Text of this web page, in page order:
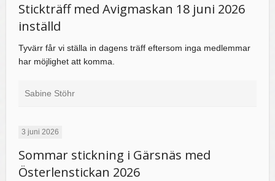
Stickträff med Avigmaskan 18 juni 2026
inställd
Tyvärr får vi ställa in dagens träff eftersom inga medlemmar
har möjlighet att komma.
Sabine Stöhr
3 juni 2026
Sommar stickning i Gärsnäs med
Österlenstickan 2026